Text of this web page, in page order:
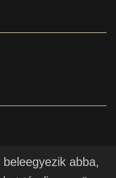
abba,